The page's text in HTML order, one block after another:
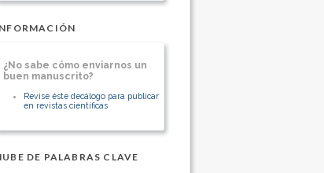
¿No sabe cómo enviarnos un
buen manuscrito?
Revise éste decálogo para publicar
en revistas científicas
DE PALABRAS CLAVE